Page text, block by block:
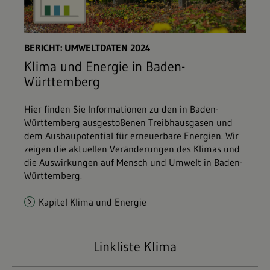
BERICHT: UMWELTDATEN 2024
Klima und Energie in Baden-
Württemberg
Hier finden Sie Informationen zu den in Baden-
Württemberg ausgestoßenen Treibhausgasen und
dem Ausbaupotential für erneuerbare Energien. Wir
zeigen die aktuellen Veränderungen des Klimas und
die Auswirkungen auf Mensch und Umwelt in Baden-
Württemberg.
Kapitel Klima und Energie
Linkliste Klima